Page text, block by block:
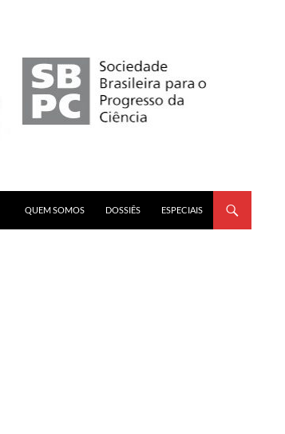
QUEM SOMOS
DOSSIÊS ESPECIAIS